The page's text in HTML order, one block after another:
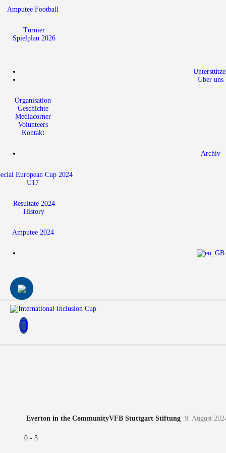
Amputee Football
Turnier
Spielplan 2026
Über uns
Organisation
Geschichte
Mediacorner
Volunteers
Kontakt
Archiv
European Cup 2024
U17
Resultate 2024
History
Amputee 2024
Everton in the CommunityVFB Stuttgart Stiftung 9. August
0 -5